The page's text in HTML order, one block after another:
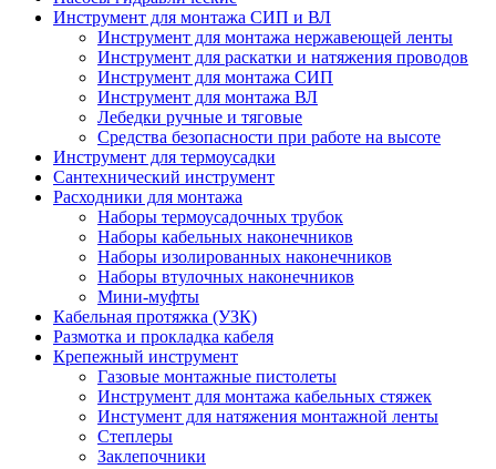
Инструмент для монтажа СИП и ВЛ
Инструмент для монтажа нержавеющей ленты
Инструмент для раскатки и натяжения проводов
Инструмент для монтажа СИП
Инструмент для монтажа ВЛ
Лебедки ручные и тяговые
Средства безопасности при работе на высоте
Инструмент для термоусадки
Сантехнический инструмент
Расходники для монтажа
Наборы термоусадочных трубок
Наборы кабельных наконечников
Наборы изолированных наконечников
Наборы втулочных наконечников
Мини-муфты
Кабельная протяжка (УЗК)
Размотка и прокладка кабеля
Крепежный инструмент
Газовые монтажные пистолеты
Инструмент для монтажа кабельных стяжек
Инстумент для натяжения монтажной ленты
Степлеры
Заклепочники